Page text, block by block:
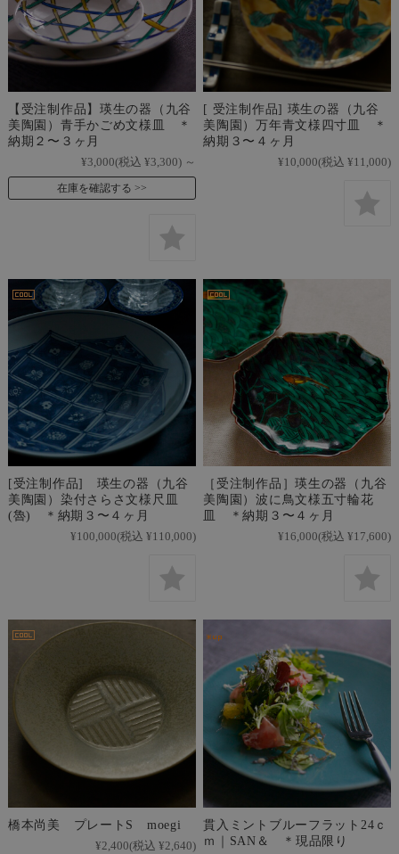
【受注制作品】瑛生の器（九谷
美陶園）青手かごめ文様皿 ＊
納期２〜３ヶ月
¥3,000(税込 ¥3,300) ～
在庫を確認する
[ 受注制作品] 瑛生の器（九谷
美陶園）万年青文様四寸皿 ＊
納期３〜４ヶ月
¥10,000(税込 ¥11,000)
[受注制作品] 瑛生の器（九谷
美陶園）染付さらさ文様尺皿
(魯) ＊納期３〜４ヶ月
¥100,000(税込 ¥110,000)
［受注制作品］瑛生の器（九谷
美陶園）波に鳥文様五寸輪花
皿 ＊納期３〜４ヶ月
¥16,000(税込 ¥17,600)
橋本尚美 プレートS moegi
¥2,400(税込 ¥2,640)
貫入ミントブルーフラット24ｃ
ｍ｜SAN＆ ＊現品限り